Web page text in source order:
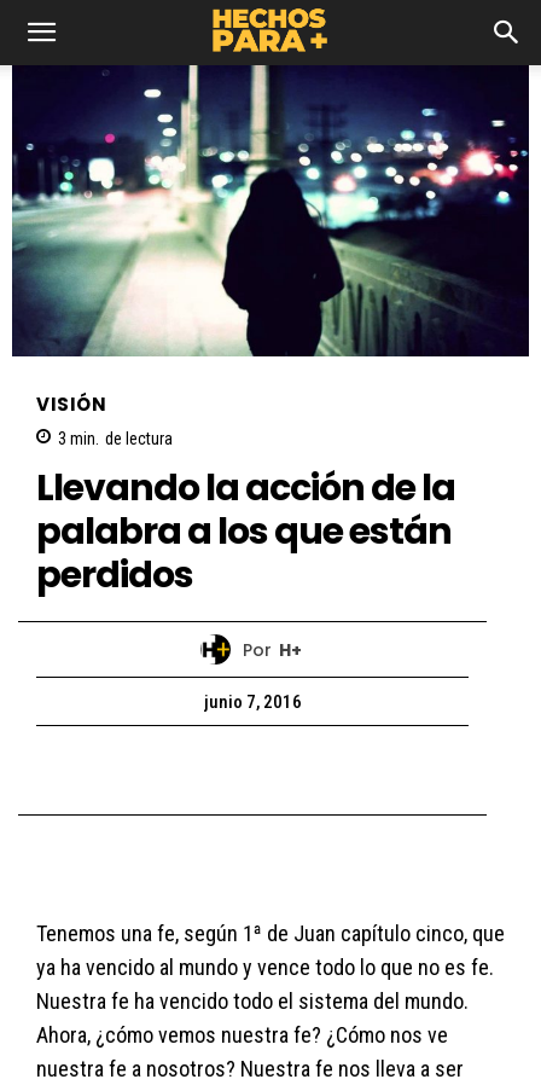
VISIÓN
3 min. de lectura
Llevando la acción de la
palabra a los que están
perdidos
Por H+
junio 7, 2016
Tenemos una fe, según 1ª de Juan capítulo cinco, que
ya ha vencido al mundo y vence todo lo que no es fe.
Nuestra fe ha vencido todo el sistema del mundo.
Ahora, ¿cómo vemos nuestra fe? ¿Cómo nos ve
nuestra fe a nosotros? Nuestra fe nos lleva a ser